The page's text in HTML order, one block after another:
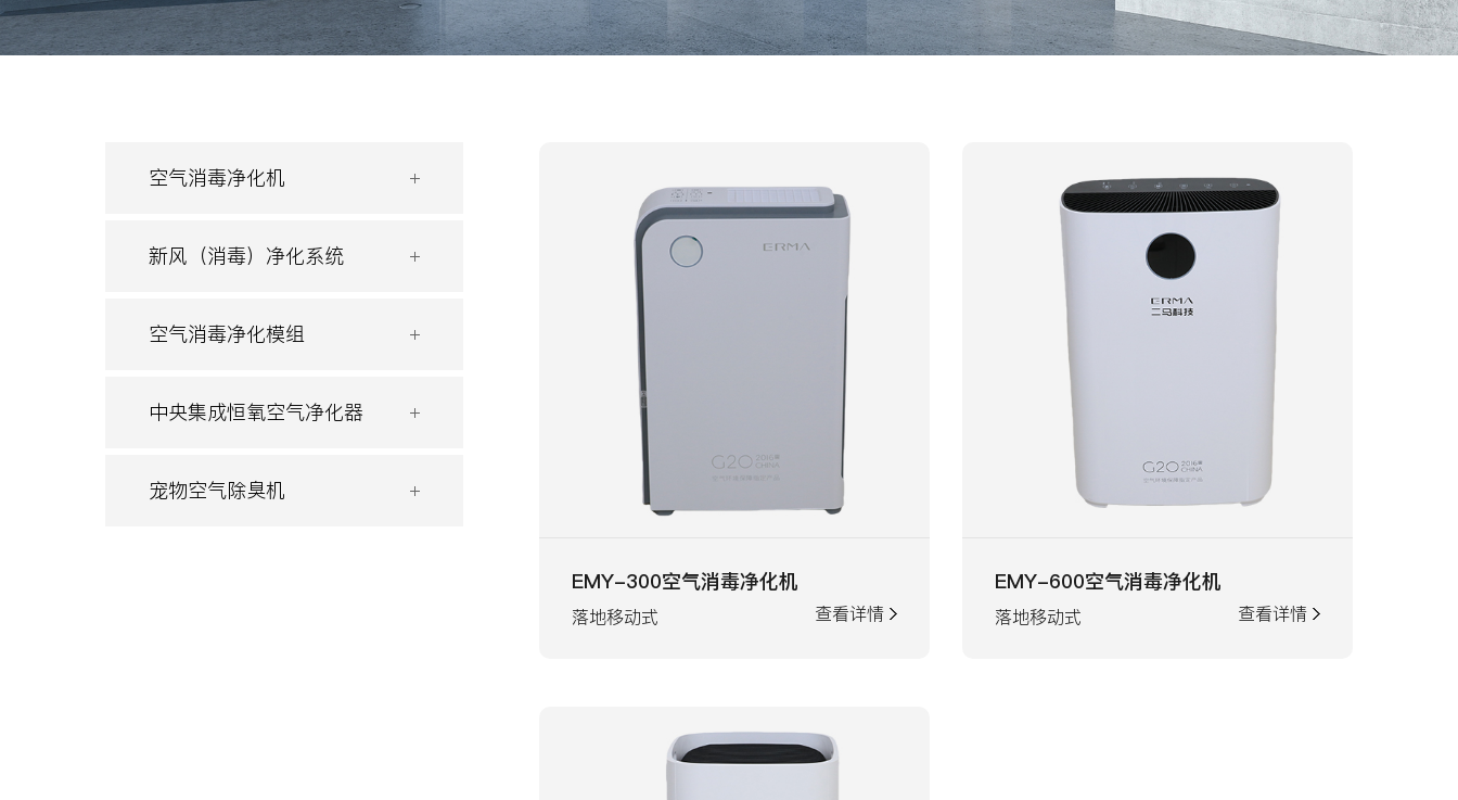
空气消毒净化机
新风（消毒）净化系统
空气消毒净化模组
中央集成恒氧空气净化器
宠物空气除臭机
EMY-300空气消毒净化机
落地移动式 查看详情
EMY-600空气消毒净化机
落地移动式 查看详情